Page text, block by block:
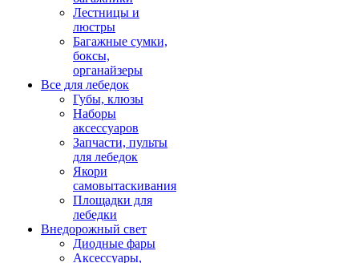
Лестницы и
люстры
Багажные сумки,
боксы,
органайзеры
Все для лебедок
Губы, клюзы
Наборы
аксессуаров
Запчасти, пульты
для лебедок
Якори
самовытаскивания
Площадки для
лебедки
Внедорожный свет
Диодные фары
Аксессуары,